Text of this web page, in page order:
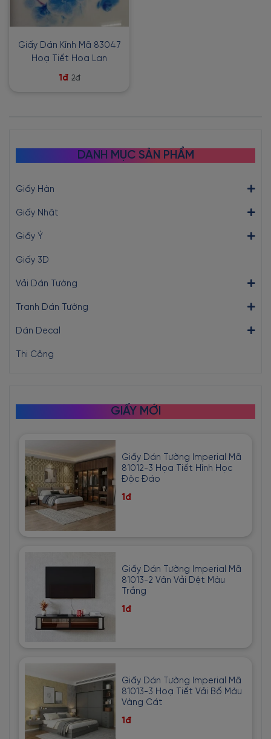
Giấy Dán Kính Mã 83047
Hoạ Tiết Hoa Lan
1đ 2đ
DANH MỤC SẢN PHẨM
Giấy Hàn
Giấy Nhật
Giấy Ý
Giấy 3D
Vải Dán Tường
Tranh Dán Tường
Dán Decal
Thi Công
GIẤY MỚI
Giấy Dán Tường Imperial Mã
81012-3 Họa Tiết Hình Học
Độc Đáo
1đ
Giấy Dán Tường Imperial Mã
81013-2 Vân Vải Dệt Màu
Trắng
1đ
Giấy Dán Tường Imperial Mã
81013-3 Hoạ Tiết Vải Bố Màu
Vàng Cát
1đ